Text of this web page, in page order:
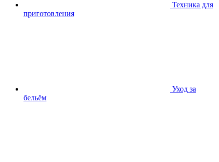
Техника для
приготовления
Уход за
бельём